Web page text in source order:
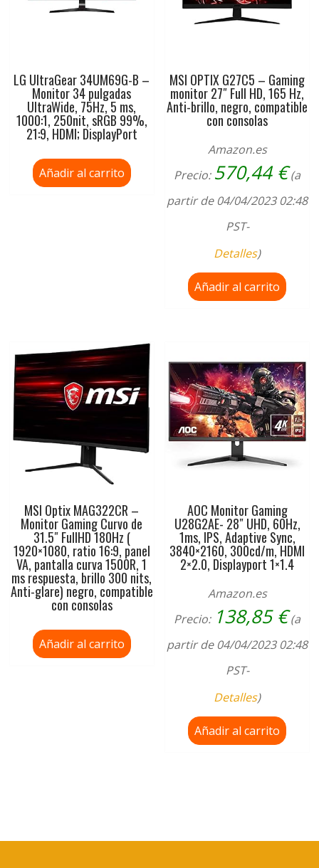
LG UltraGear 34UM69G-B –
Monitor 34 pulgadas
UltraWide, 75Hz, 5 ms,
1000:1, 250nit, sRGB 99%,
21:9, HDMI; DisplayPort
Añadir al carrito
MSI OPTIX G27C5 – Gaming
monitor 27″ Full HD, 165 Hz,
Anti-brillo, negro, compatible
con consolas
Amazon.es
Precio: 570,44€ (a
partir de 04/04/2023 02:48
PST-
Detalles)
Añadir al carrito
MSI Optix MAG322CR –
Monitor Gaming Curvo de
31.5″ FullHD 180Hz (
1920×1080, ratio 16:9, panel
VA, pantalla curva 1500R, 1
ms respuesta, brillo 300 nits,
Anti-glare) negro, compatible
con consolas
Añadir al carrito
AOC Monitor Gaming
U28G2AE- 28″ UHD, 60Hz,
1ms, IPS, Adaptive Sync,
3840×2160, 300cd/m, HDMI
2×2.0, Displayport 1×1.4
Amazon.es
Precio: 138,85€ (a
partir de 04/04/2023 02:48
PST-
Detalles)
Añadir al carrito